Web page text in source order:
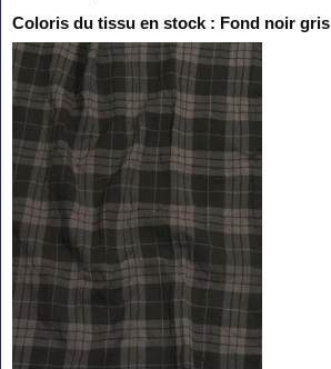
Coloris du tissu en stock : Fond noir gris